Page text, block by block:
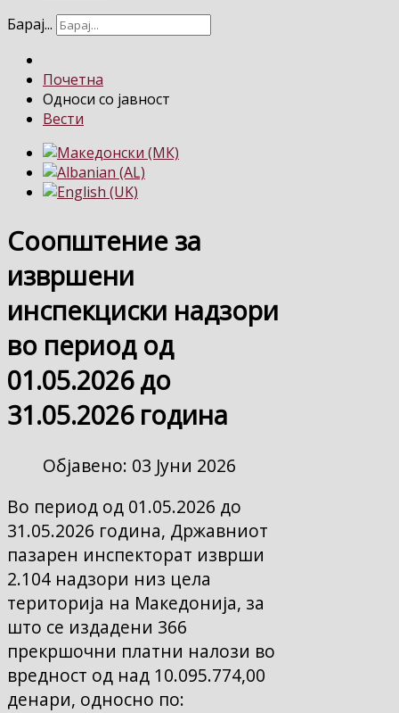
Барај...
Почетна
Односи со јавност
Вести
Соопштение за
извршени
инспекциски надзори
во период од
01.05.2026 до
31.05.2026 година
Објавено: 03 Јуни 2026
Во период од 01.05.2026 до
31.05.2026 година, Државниот
пазарен инспекторат изврши
2.104 надзори низ цела
територија на Македонија, за
што се издадени 366
прекршочни платни налози во
вредност од над 10.095.774,00
денари, односно по: